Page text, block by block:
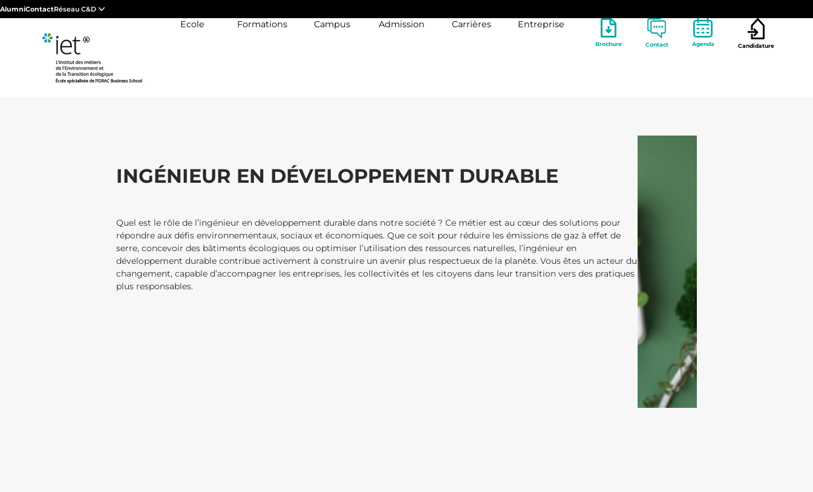
AlumniContactRéseau C&D
Ecole Formations Campus Admission Carrières Entreprise
Brochure Contact Agenda Candidature
INGÉNIEUR EN DÉVELOPPEMENT DURABLE
Quel est le rôle de l’ingénieur en développement durable dans notre société ? Ce métier est au cœur des solutions pour
répondre aux défis environnementaux, sociaux et économiques. Que ce soit pour réduire les émissions de gaz à effet de
serre, concevoir des bâtiments écologiques ou optimiser l’utilisation des ressources naturelles, l’ingénieur en
développement durable contribue activement à construire un avenir plus respectueux de la planète. Vous êtes un acteur du
changement, capable d’accompagner les entreprises, les collectivités et les citoyens dans leur transition vers des pratiques
plus responsables.